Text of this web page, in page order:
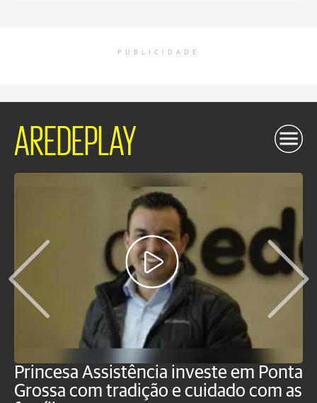
PUBLICIDADE
AREDEPLAY
Princesa Assistência investe em Ponta
Grossa com tradição e cuidado com as